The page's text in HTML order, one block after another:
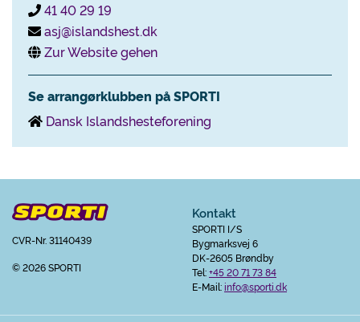
41 40 29 19
asj@islandshest.dk
Zur Website gehen
Se arrangørklubben på SPORTI
Dansk Islandshesteforening
CVR-Nr. 31140439
© 2026 SPORTI
Kontakt
SPORTI I/S
Bygmarksvej 6
DK-2605 Brøndby
Tel:+45 20 71 73 84
E-Mail:info@sporti.dk